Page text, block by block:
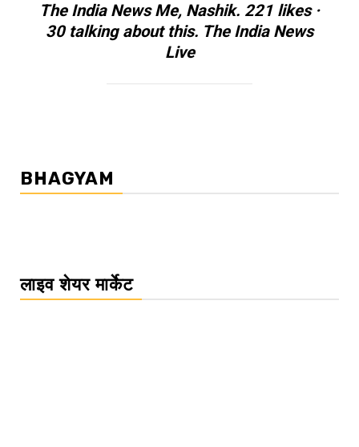
The India News Me, Nashik. 221 likes ·
30 talking about this. The India News
Live
BHAGYAM
लाइव शेयर मार्केट